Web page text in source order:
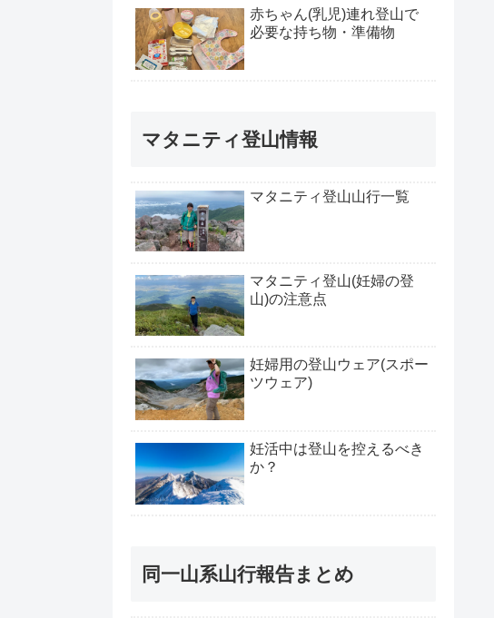
赤ちゃん(乳児)連れ登山で
必要な持ち物・準備物
マタニティ登山情報
マタニティ登山山行一覧
マタニティ登山(妊婦の登
山)の注意点
妊婦用の登山ウェア(スポー
ツウェア)
妊活中は登山を控えるべき
か？
同一山系山行報告まとめ